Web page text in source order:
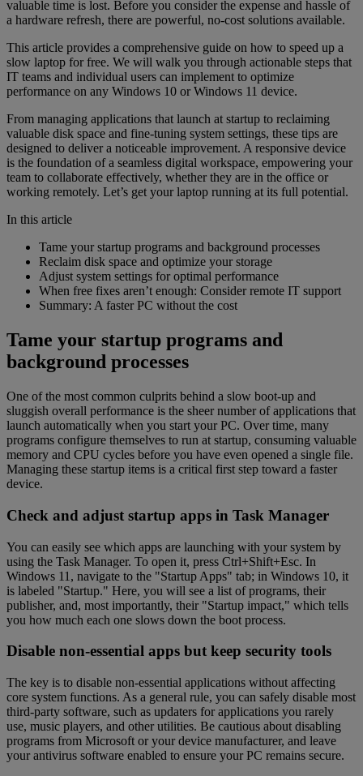
valuable time is lost. Before you consider the expense and hassle of
a hardware refresh, there are powerful, no-cost solutions available.
This article provides a comprehensive guide on how to speed up a
slow laptop for free. We will walk you through actionable steps that
IT teams and individual users can implement to optimize
performance on any Windows 10 or Windows 11 device.
From managing applications that launch at startup to reclaiming
valuable disk space and fine-tuning system settings, these tips are
designed to deliver a noticeable improvement. A responsive device
is the foundation of a seamless digital workspace, empowering your
team to collaborate effectively, whether they are in the office or
working remotely. Let’s get your laptop running at its full potential.
In this article
Tame your startup programs and background processes
Reclaim disk space and optimize your storage
Adjust system settings for optimal performance
When free fixes aren’t enough: Consider remote IT support
Summary: A faster PC without the cost
Tame your startup programs and
background processes
One of the most common culprits behind a slow boot-up and
sluggish overall performance is the sheer number of applications that
launch automatically when you start your PC. Over time, many
programs configure themselves to run at startup, consuming valuable
memory and CPU cycles before you have even opened a single file.
Managing these startup items is a critical first step toward a faster
device.
Check and adjust startup apps in Task Manager
You can easily see which apps are launching with your system by
using the Task Manager. To open it, press Ctrl+Shift+Esc. In
Windows 11, navigate to the "Startup Apps" tab; in Windows 10, it
is labeled "Startup." Here, you will see a list of programs, their
publisher, and, most importantly, their "Startup impact," which tells
you how much each one slows down the boot process.
Disable non-essential apps but keep security tools
The key is to disable non-essential applications without affecting
core system functions. As a general rule, you can safely disable most
third-party software, such as updaters for applications you rarely
use, music players, and other utilities. Be cautious about disabling
programs from Microsoft or your device manufacturer, and leave
your antivirus software enabled to ensure your PC remains secure.